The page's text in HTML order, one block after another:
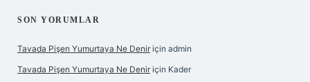
SON YORUMLAR
Tavada Pişen Yumurtaya Ne Denir için admin
Tavada Pişen Yumurtaya Ne Denir için Kader